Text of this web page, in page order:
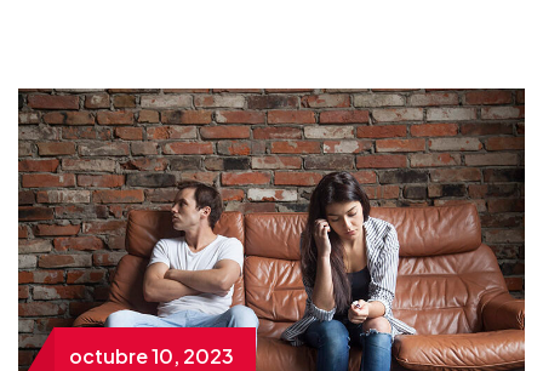
octubre 10, 2023